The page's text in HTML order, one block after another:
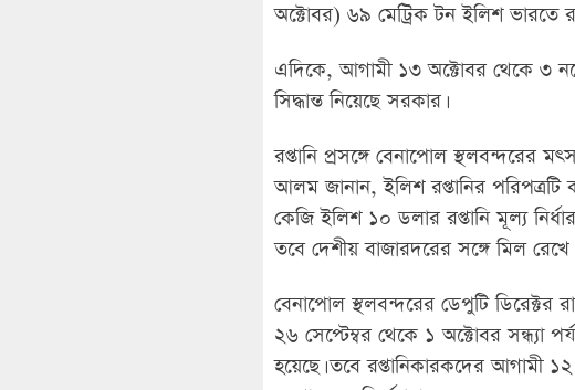
অক্টোবর) ৬৯ মেট্রিক টন ইলিশ ভারতে
এদিকে, আগামী ১৩ অক্টোবর থেকে ৩
সিদ্ধান্ত নিয়েছে সরকার।
রপ্তানি প্রসঙ্গে বেনাপোল স্থলবন্দরের
আলম জানান, ইলিশ রপ্তানির
কেজি ইলিশ ১০ ডলার রপ্তানি মূল্য
তবে দেশীয় বাজারদরের সঙ্গে মিল
বেনাপোল স্থলবন্দরের ডেপুটি
২৬ সেপ্টেম্বর থেকে ১ অক্টোবর সন্ধ্যা
হয়েছে। তবে রপ্তানিকারকদের আগামী